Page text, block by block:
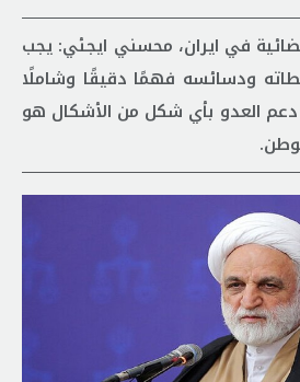
في ايران، محسني ايجئي: يجب
ودسائسه فهمًا دقيقًا وشاملًا
دعم العدو بأي شكل من الأشكال هو